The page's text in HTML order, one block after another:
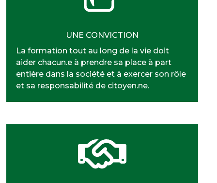
UNE CONVICTION
La formation tout au long de la vie doit
aider chacun.e à prendre sa place à part
entière dans la société et à exercer son rôle
et sa responsabilité de citoyen.ne.